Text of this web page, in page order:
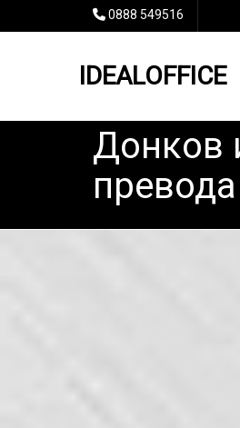
0888 549516
IDEALOFFICE
Донков